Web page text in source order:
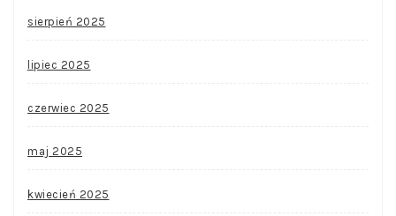
sierpień 2025
lipiec 2025
czerwiec 2025
maj 2025
kwiecień 2025